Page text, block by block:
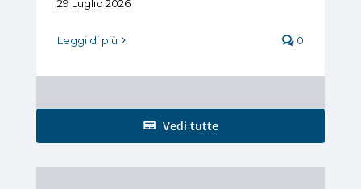
29 Luglio 2026
Leggi di più 0
Vedi tutte